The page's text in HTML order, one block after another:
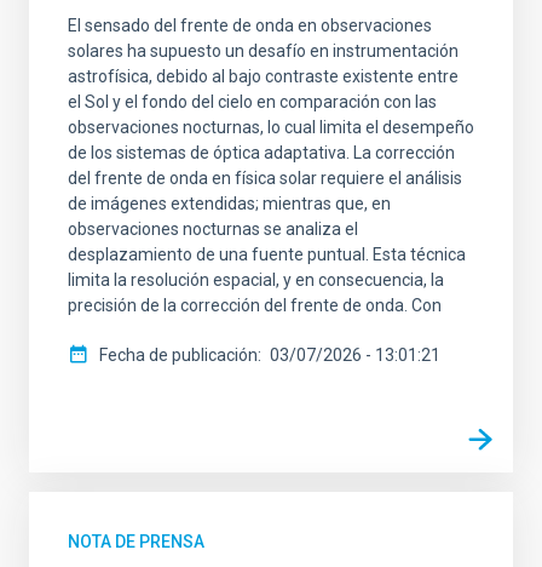
El sensado del frente de onda en observaciones
solares ha supuesto un desafío en instrumentación
astrofísica, debido al bajo contraste existente entre
el Sol y el fondo del cielo en comparación con las
observaciones nocturnas, lo cual limita el desempeño
de los sistemas de óptica adaptativa. La corrección
del frente de onda en física solar requiere el análisis
de imágenes extendidas; mientras que, en
observaciones nocturnas se analiza el
desplazamiento de una fuente puntual. Esta técnica
limita la resolución espacial, y en consecuencia, la
precisión de la corrección del frente de onda. Con
Fecha de publicación 03/07/2026 - 13:01:21
NOTA DE PRENSA